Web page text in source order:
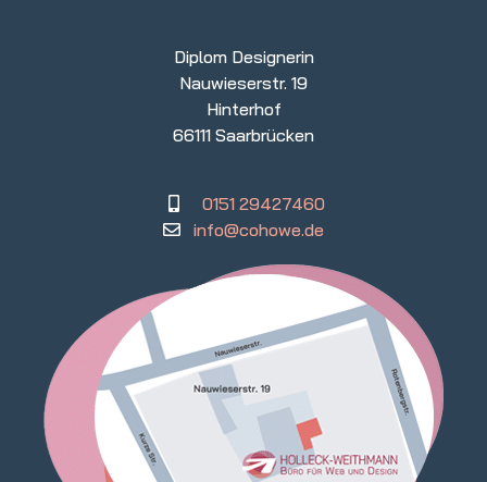
Diplom Designerin
Nauwieserstr. 19
Hinterhof
66111 Saarbrücken
0151 29427460
info@cohowe.de